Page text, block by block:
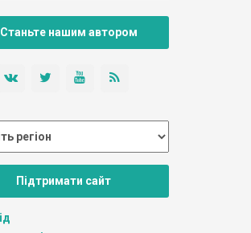
Станьте нашим автором
Підтримати сайт